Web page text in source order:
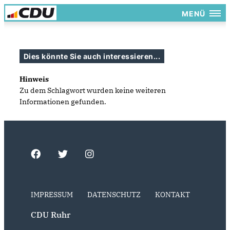
MENÜ
Dies könnte Sie auch interessieren...
Hinweis
Zu dem Schlagwort wurden keine weiteren
Informationen gefunden.
IMPRESSUM DATENSCHUTZ KONTAKT
CDU Ruhr